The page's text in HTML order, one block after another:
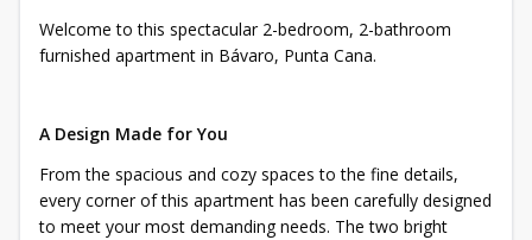
Welcome to this spectacular 2-bedroom, 2-bathroom
furnished apartment in Bávaro, Punta Cana.
A Design Made for You
From the spacious and cozy spaces to the fine details,
every corner of this apartment has been carefully designed
to meet your most demanding needs. The two bright